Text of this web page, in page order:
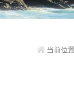
当前位置